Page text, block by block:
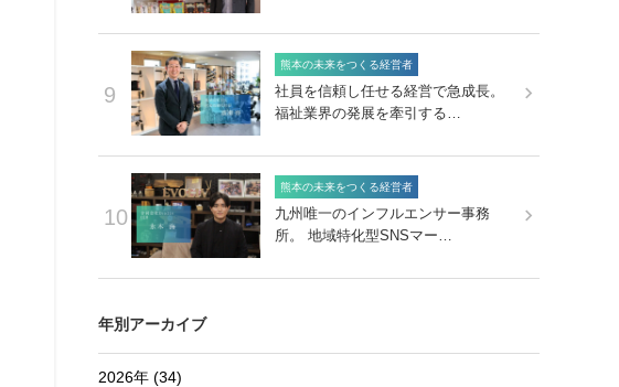
9
熊本の未来をつくる経営者
社員を信頼し任せる経営で急成長。
福祉業界の発展を牽引する…
10
熊本の未来をつくる経営者
九州唯一のインフルエンサー事務
所。 地域特化型SNSマー…
年別アーカイブ
2026年 (34)